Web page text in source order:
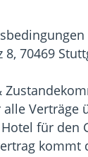
70469
alle
für den